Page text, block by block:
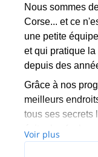
Nous sommes
Corse... et ce
une petite
et qui pratique
depuis des
Grâce à nos
meilleurs
tous ses secrets
éviter les foules
indomptée de
Voir plus